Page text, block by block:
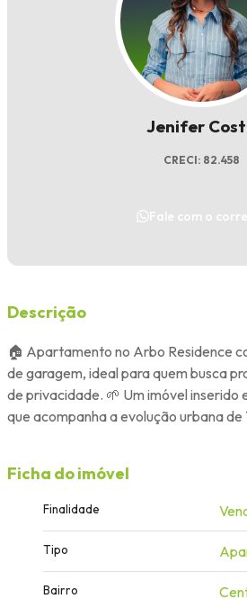
Jenifer
CRECI: 82.458
Fale com o
Descrição
🏠 Apartamento no Arbo Residence
de garagem, ideal para quem busca
de privacidade. 🌱 Um imóvel inserido
que acompanha a evolução urbana de
Ficha do imóvel
Finalidade
Tipo
Bairro